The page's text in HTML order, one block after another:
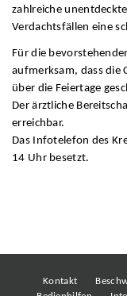
zahlreiche
Verdachtsfällen eine
Für die
aufmerksam, dass die
über die Feiertage
Der ärztliche
erreichbar.
Das Infotelefon des
14 Uhr besetzt.
Kontakt